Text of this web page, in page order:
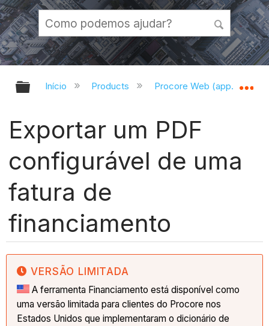
Expandir/recolher hierarquia
Início Products Procore Web
Exportar um PDF
configurável de uma
fatura de
financiamento
VERSÃO LIMITADA
A ferramenta Financiamento está disponível como
uma versão limitada para clientes do Procore nos
Estados Unidos que implementaram o dicionário de